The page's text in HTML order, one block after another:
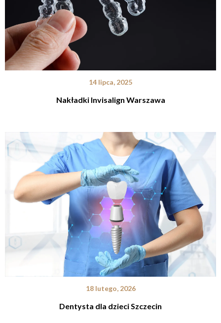
14 lipca, 2025
Nakładki Invisalign Warszawa
18 lutego, 2026
Dentysta dla dzieci Szczecin